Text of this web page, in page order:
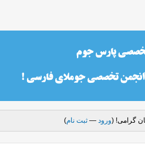
گرامی! (ورود — ثبت نام)